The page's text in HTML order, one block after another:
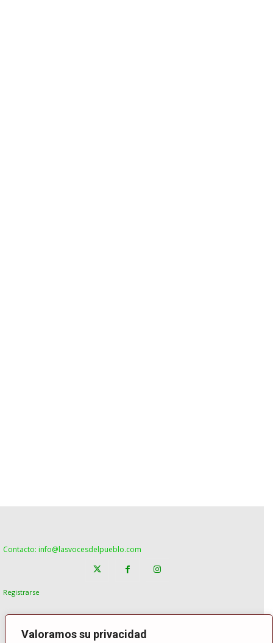
Valoramos su privacidad
Contacto: info@lasvocesdelpueblo.com
Registrarse